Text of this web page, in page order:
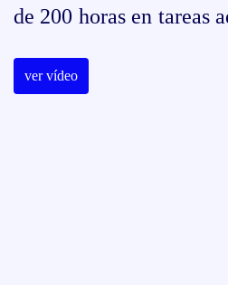
de 200 horas en tareas
ver vídeo